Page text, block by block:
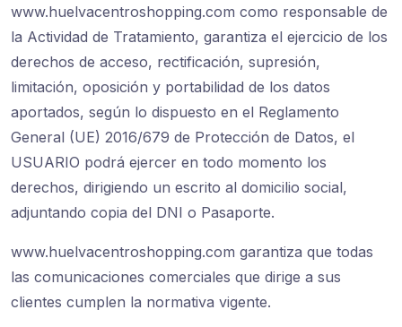
www.huelvacentroshopping.com como responsable de
la Actividad de Tratamiento, garantiza el ejercicio de los
derechos de acceso, rectificación, supresión,
limitación, oposición y portabilidad de los datos
aportados, según lo dispuesto en el Reglamento
General (UE) 2016/679 de Protección de Datos, el
USUARIO podrá ejercer en todo momento los
derechos, dirigiendo un escrito al domicilio social,
adjuntando copia del DNI o Pasaporte.
www.huelvacentroshopping.com garantiza que todas
las comunicaciones comerciales que dirige a sus
clientes cumplen la normativa vigente.